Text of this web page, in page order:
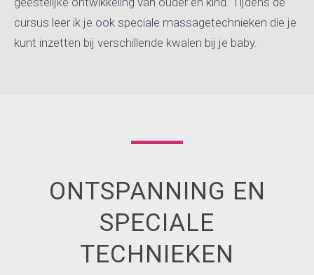
cursus leer ik je ook speciale massagetechnieken die je
kunt inzetten bij verschillende kwalen bij je baby.
ONTSPANNING EN
SPECIALE
TECHNIEKEN